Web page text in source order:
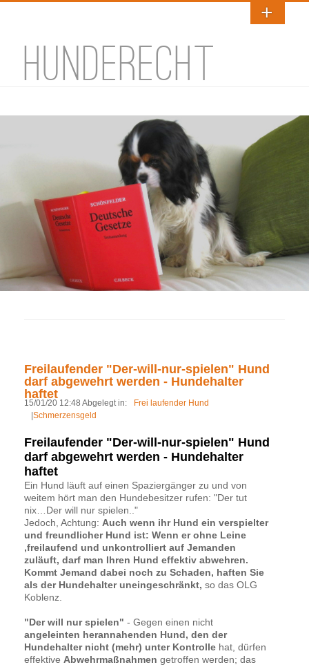
HUNDERECHT
Freilaufender "Der-will-nur-spielen" Hund
darf abgewehrt werden - Hundehalter
haftet
15/01/20 12:48 Abgelegt in:
Frei laufender Hund
|Schmerzensgeld
Freilaufender "Der-will-nur-spielen" Hund
darf abgewehrt werden - Hundehalter
haftet
Ein Hund läuft auf einen Spaziergänger zu und von
weitem hört man den Hundebesitzer rufen: "Der tut
nix…Der will nur spielen.."
Jedoch, Achtung: Auch wenn ihr Hund ein verspielter
und freundlicher Hund ist: Wenn er ohne Leine
,freilaufend und unkontrolliert auf Jemanden
zuläuft, darf man Ihren Hund effektiv abwehren.
Kommt Jemand dabei noch zu Schaden, haften Sie
als der Hundehalter uneingeschränkt, so das OLG
Koblenz.
"Der will nur spielen" - Gegen einen nicht
angeleinten herannahenden Hund, den der
Hundehalter nicht (mehr) unter Kontrolle hat, dürfen
effektive Abwehrmaßnahmen getroffen werden; das